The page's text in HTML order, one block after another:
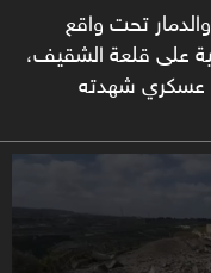
تحت واقع
على قلعة الشقيف،
عسكري شهدته